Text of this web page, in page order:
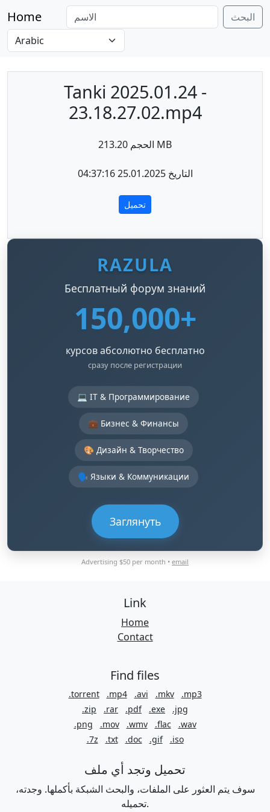
Home البحث
Tanki 2025.01.24 -
23.18.27.02.mp4
الحجم 213.20 MB
التاريخ 25.01.2025 04:37:16
تحميل
RAZULA
Бесплатный форум знаний
150,000+
курсов абсолютно бесплатно
сразу после регистрации
💻 IT & Программирование
💼 Бизнес & Финансы
🎨 Дизайн & Творчество
🗣️ Языки & Коммуникации
Заглянуть
Advertising $50 per month • email
Link
Home
Contact
Find files
.torrent .mp4 .avi .mkv
.mp3
.zip
.rar .pdf .exe
.jpg
.png
.mov .wmv .flac
.wav
.7z
.txt .doc .gif .iso
تحميل وتجد أي ملف
سوف يتم العثور على الملفات، والبحث الشبكة بأكملها. وجدته،
تحميله.